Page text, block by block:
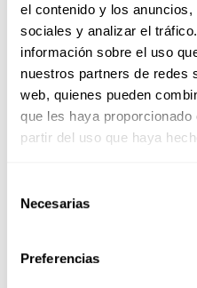
el contenido y los
sociales y analizar el
información sobre el uso
nuestros partners de redes
web, quienes pueden
que les haya
partir del uso que haya
Necesarias
Preferencias
relacionarnos
en formas
Si no
regular esta
relaciones
nosotros